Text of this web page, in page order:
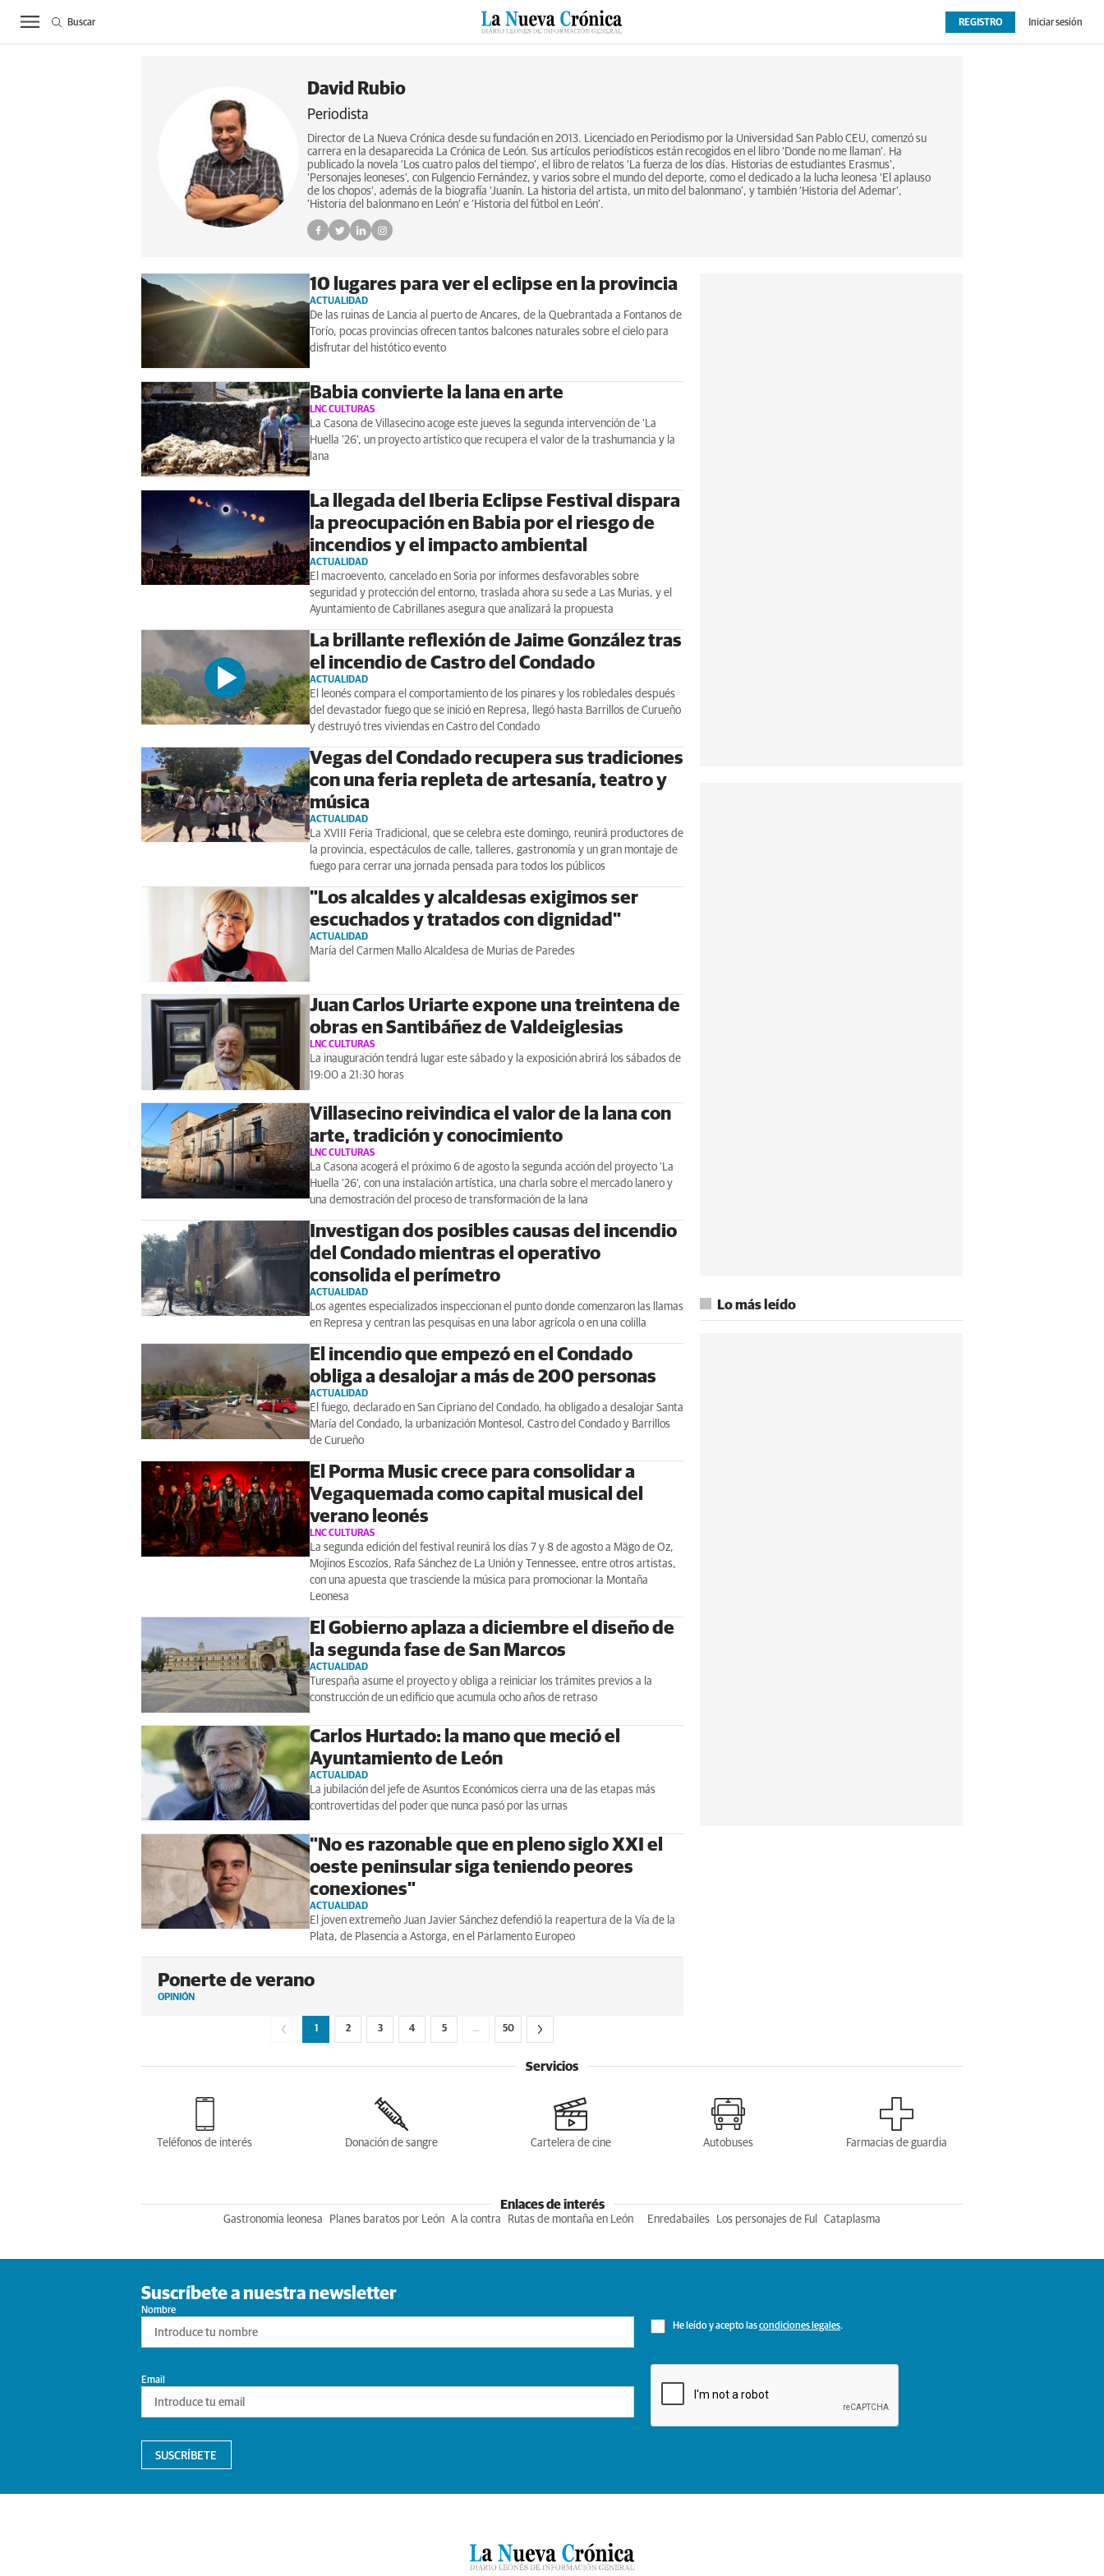
ACTUALIDAD BIERZO SUCESOS CULTURAS ESPECIALES DEPORTES OPINIÓN EXTRAS
REGISTRO Iniciar sesión
Buscar
David Rubio
Periodista
Director de La Nueva Crónica desde su fundación en 2013. Licenciado en Periodismo por la Universidad San Pablo CEU, comenzó su
carrera en la desaparecida La Crónica de León. Sus artículos periodísticos están recogidos en el libro ‘Donde no me llaman’. Ha
publicado la novela ‘Los cuatro palos del tiempo’, el libro de relatos ‘La fuerza de los días. Historias de estudiantes Erasmus’,
'Personajes leoneses', con Fulgencio Fernández, y varios sobre el mundo del deporte, como el dedicado a la lucha leonesa ‘El aplauso
de los chopos’, además de la biografía ‘Juanín. La historia del artista, un mito del balonmano’, y también ‘Historia del Ademar’,
‘Historia del balonmano en León’ e ‘Historia del fútbol en León’.
10 lugares para ver el eclipse en la provincia
ACTUALIDAD
De las ruinas de Lancia al puerto de Ancares, de la Quebrantada a Fontanos de
Torío, pocas provincias ofrecen tantos balcones naturales sobre el cielo para
disfrutar del histótico evento
Babia convierte la lana en arte
LNC CULTURAS
La Casona de Villasecino acoge este jueves la segunda intervención de 'La
Huella '26', un proyecto artístico que recupera el valor de la trashumancia y la
lana
La llegada del Iberia Eclipse Festival dispara
la preocupación en Babia por el riesgo de
incendios y el impacto ambiental
ACTUALIDAD
El macroevento, cancelado en Soria por informes desfavorables sobre
seguridad y protección del entorno, traslada ahora su sede a Las Murias, y el
Ayuntamiento de Cabrillanes asegura que analizará la propuesta
La brillante reflexión de Jaime González tras
el incendio de Castro del Condado
ACTUALIDAD
El leonés compara el comportamiento de los pinares y los robledales después
del devastador fuego que se inició en Represa, llegó hasta Barrillos de Curueño
y destruyó tres viviendas en Castro del Condado
Vegas del Condado recupera sus tradiciones
con una feria repleta de artesanía, teatro y
música
ACTUALIDAD
La XVIII Feria Tradicional, que se celebra este domingo, reunirá productores de
la provincia, espectáculos de calle, talleres, gastronomía y un gran montaje de
fuego para cerrar una jornada pensada para todos los públicos
"Los alcaldes y alcaldesas exigimos ser
escuchados y tratados con dignidad"
ACTUALIDAD
María del Carmen Mallo Alcaldesa de Murias de Paredes
Juan Carlos Uriarte expone una treintena de
obras en Santibáñez de Valdeiglesias
LNC CULTURAS
La inauguración tendrá lugar este sábado y la exposición abrirá los sábados de
19:00 a 21:30 horas
Villasecino reivindica el valor de la lana con
arte, tradición y conocimiento
LNC CULTURAS
La Casona acogerá el próximo 6 de agosto la segunda acción del proyecto 'La
Huella '26', con una instalación artística, una charla sobre el mercado lanero y
una demostración del proceso de transformación de la lana
Investigan dos posibles causas del incendio
del Condado mientras el operativo
consolida el perímetro
ACTUALIDAD
Los agentes especializados inspeccionan el punto donde comenzaron las llamas
en Represa y centran las pesquisas en una labor agrícola o en una colilla
El incendio que empezó en el Condado
obliga a desalojar a más de 200 personas
ACTUALIDAD
El fuego, declarado en San Cipriano del Condado, ha obligado a desalojar Santa
María del Condado, la urbanización Montesol, Castro del Condado y Barrillos
de Curueño
El Porma Music crece para consolidar a
Vegaquemada como capital musical del
verano leonés
LNC CULTURAS
La segunda edición del festival reunirá los días 7 y 8 de agosto a Mägo de Oz,
Mojinos Escozíos, Rafa Sánchez de La Unión y Tennessee, entre otros artistas,
con una apuesta que trasciende la música para promocionar la Montaña
Leonesa
El Gobierno aplaza a diciembre el diseño de
la segunda fase de San Marcos
ACTUALIDAD
Turespaña asume el proyecto y obliga a reiniciar los trámites previos a la
construcción de un edificio que acumula ocho años de retraso
Carlos Hurtado: la mano que meció el
Ayuntamiento de León
ACTUALIDAD
La jubilación del jefe de Asuntos Económicos cierra una de las etapas más
controvertidas del poder que nunca pasó por las urnas
"No es razonable que en pleno siglo XXI el
oeste peninsular siga teniendo peores
conexiones"
ACTUALIDAD
El joven extremeño Juan Javier Sánchez defendió la reapertura de la Vía de la
Plata, de Plasencia a Astorga, en el Parlamento Europeo
Ponerte de verano
OPINIÓN
2 3 4 5 … 50
Lo más leído
Servicios
Teléfonos de interés Donación de sangre Cartelera de cine Autobuses Farmacias de guardia
Enlaces de interés
Gastronomia leonesa Planes baratos por León A la contra Rutas de montaña en León Enredabailes Los personajes de Ful Cataplasma
Suscríbete a nuestra newsletter
Nombre
He leído y acepto lascondiciones legales.
Email
SUSCRÍBETE